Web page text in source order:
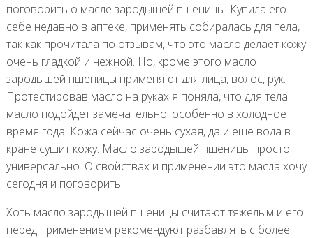
поговорить о масле зародышей пшеницы. Купила его
себе недавно в аптеке, применять собиралась для тела,
так как прочитала по отзывам, что это масло делает кожу
очень гладкой и нежной. Но, кроме этого масло
зародышей пшеницы применяют для лица, волос, рук.
Протестировав масло на руках я поняла, что для тела
масло подойдет замечательно, особенно в холодное
время года. Кожа сейчас очень сухая, да и еще вода в
кране сушит кожу. Масло зародышей пшеницы просто
универсально. О свойствах и применении это масла хочу
сегодня и поговорить.
Хоть масло зародышей пшеницы считают тяжелым и его
перед применением рекомендуют разбавлять с более